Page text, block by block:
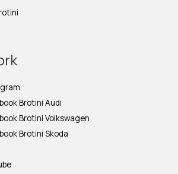
Brotini Audi
Brotini Volkswagen
Brotini Skoda